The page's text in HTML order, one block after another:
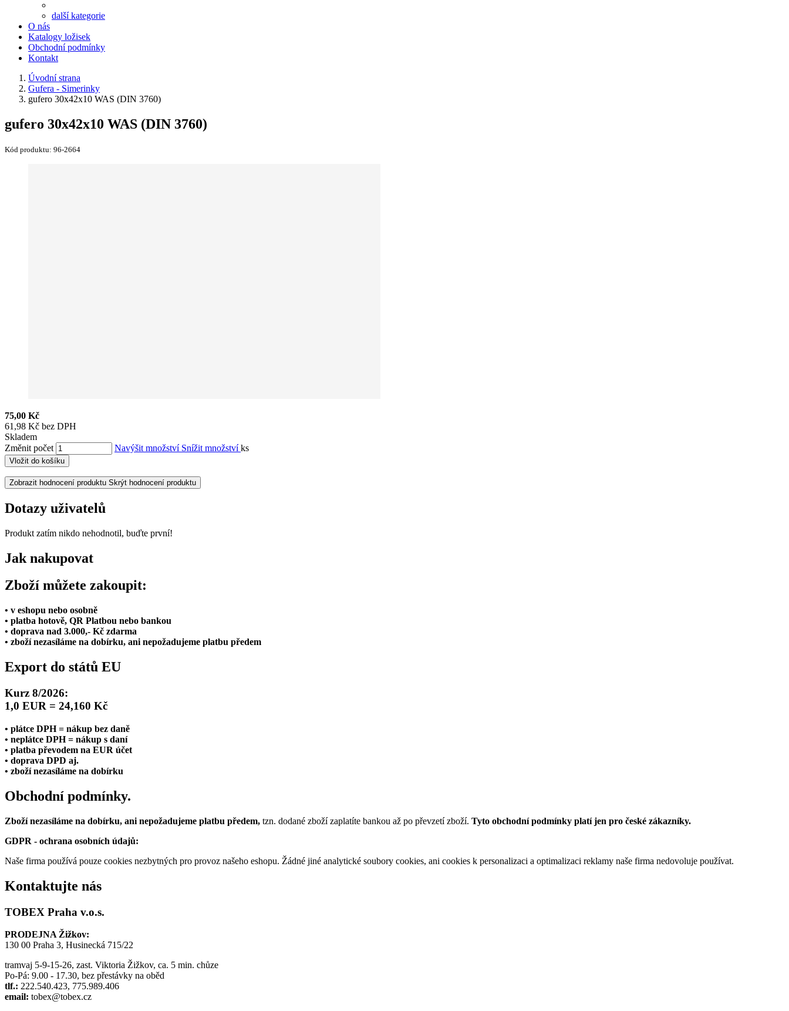
další kategorie
O nás
Katalogy ložisek
Obchodní podmínky
Kontakt
Úvodní strana
Gufera - Simerinky
gufero 30x42x10 WAS (DIN 3760)
gufero 30x42x10 WAS (DIN 3760)
Kód produktu: 96-2664
75,00 Kč
61,98 Kč bez DPH
Skladem
Změnit počet
Navýšit množství Snížit množstvíks
Vložit do košíku
Zobrazit hodnocení produktu Skrýt hodnocení produktu
Dotazy uživatelů
Produkt zatím nikdo nehodnotil, buďte první!
Jak nakupovat
Zboží můžete zakoupit:
• v eshopu nebo osobně
• platba hotově, QR Platbou nebo bankou
• doprava nad 3.000,- Kč zdarma
• zboží nezasíláme na dobírku, ani nepožadujeme platbu předem
Export do států EU
Kurz 8/2026:
1,0 EUR = 24,160 Kč
• plátce DPH = nákup bez daně
• neplátce DPH = nákup s daní
• platba převodem na EUR účet
• doprava DPD aj.
• zboží nezasíláme na dobírku
Obchodní podmínky.
Zboží nezasíláme na dobírku, ani nepožadujeme platbu předem, tzn. dodané zboží zaplatíte bankou až po převzetí zboží. Tyto obchodní podmínky platí jen pro české zákazníky.
GDPR - ochrana osobních údajů:
Naše firma používá pouze cookies nezbytných pro provoz našeho eshopu. Žádné jiné analytické soubory cookies, ani cookies k personalizaci a optimalizaci reklamy naše firma nedovoluje používat.
Kontaktujte nás
TOBEX Praha v.o.s.
PRODEJNA Žižkov:
130 00 Praha 3, Husinecká 715/22
tramvaj 5-9-15-26, zast. Viktoria Žižkov, ca. 5 min. chůze
Po-Pá: 9.00 - 17.30, bez přestávky na oběd
tlf.: 222.540.423, 775.989.406
email: tobex@tobex.cz